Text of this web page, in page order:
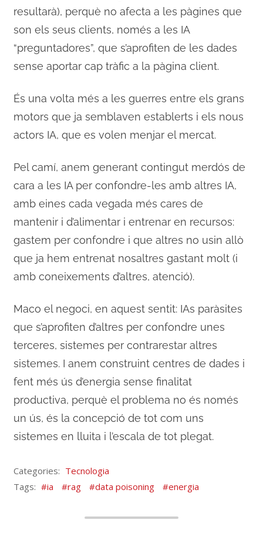
resultarà), perquè no afecta a les pàgines que
son els seus clients, només a les IA
“preguntadores”, que s’aprofiten de les dades
sense aportar cap tràfic a la pàgina client.
És una volta més a les guerres entre els grans
motors que ja semblaven establerts i els nous
actors IA, que es volen menjar el mercat.
Pel camí, anem generant contingut merdós de
cara a les IA per confondre-les amb altres IA,
amb eines cada vegada més cares de
mantenir i d’alimentar i entrenar en recursos:
gastem per confondre i que altres no usin allò
que ja hem entrenat nosaltres gastant molt (i
amb coneixements d’altres, atenció).
Maco el negoci, en aquest sentit: IAs paràsites
que s’aprofiten d’altres per confondre unes
terceres, sistemes per contrarestar altres
sistemes. I anem construint centres de dades i
fent més ús d’energia sense finalitat
productiva, perquè el problema no és només
un ús, és la concepció de tot com uns
sistemes en lluita i l’escala de tot plegat.
Categories: Tecnologia
Tags:
ia rag data poisoning energia